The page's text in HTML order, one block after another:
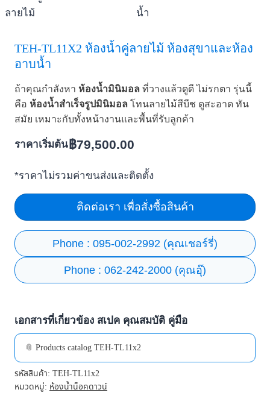
TEH-TL11X2 ห้องน้ำคู่ลายไม้ ห้องสุขาและห้อง
อาบน้ำ
ถ้าคุณกำลังหา ห้องน้ำมินิมอล ที่วางแล้วดูดี ไม่รกตา รุ่นนี้
คือ ห้องน้ำสำเร็จรูปมินิมอล โทนลายไม้สีบีช ดูสะอาด ทัน
สมัย เหมาะกับทั้งหน้างานและพื้นที่รับลูกค้า
ราคาเริ่มต้น ฿79,500.00
*ราคาไม่รวมค่าขนส่งและติดตั้ง
ติดต่อเรา เพื่อสั่งซื้อสินค้า
Phone : 095-002-2992 (คุณเชอร์รี่)
Phone : 062-242-2000 (คุณอุ๊)
เอกสารที่เกี่ยวข้อง สเปค คุณสมบัติ คู่มือ
📎 Products catalog TEH-TL11x2
รหัสสินค้า: TEH-TL11x2
หมวดหมู่: ห้องน้ำน็อคดาวน์